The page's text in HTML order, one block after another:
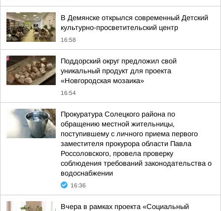
В Демянске открылся современный Детский
культурно-просветительский центр
16:58
Поддорский округ предложил свой
уникальный продукт для проекта
«Новгородская мозаика»
16:54
Прокуратура Солецкого района по
обращению местной жительницы,
поступившему с личного приема первого
заместителя прокурора области Павла
Россоловского, провела проверку
соблюдения требований законодательства о
водоснабжении
16:36
Вчера в рамках проекта «Социальный